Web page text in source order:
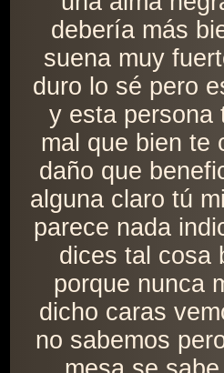
debería más
suena muy
duro lo sé pero
y esta persona
mal que bien te
daño que
alguna claro tú
parece nada
dices tal cosa
porque nunca
dicho caras
no sabemos